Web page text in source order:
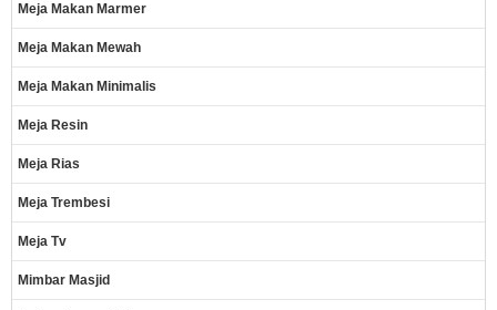
Meja Makan Marmer
Meja Makan Mewah
Meja Makan Minimalis
Meja Resin
Meja Rias
Meja Trembesi
Meja Tv
Mimbar Masjid